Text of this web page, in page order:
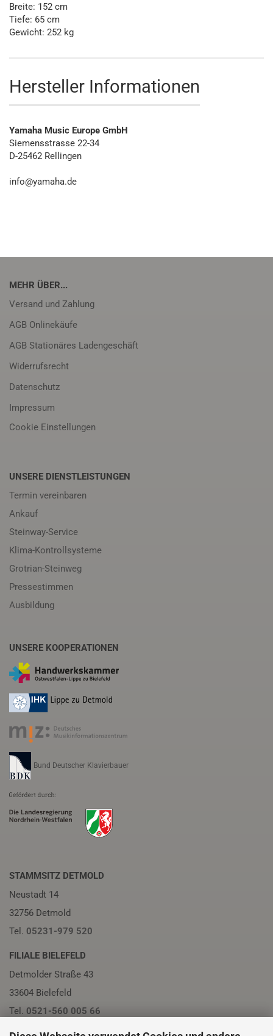
Breite: 152 cm
Tiefe: 65 cm
Gewicht: 252 kg
Hersteller Informationen
Yamaha Music Europe GmbH
Siemensstrasse 22-34
D-25462 Rellingen
info@yamaha.de
MEHR ÜBER...
Versand und Zahlung
AGB Onlinekäufe
AGB Stationäres Ladengeschäft
Widerrufsrecht
Datenschutz
Impressum
Cookie Einstellungen
UNSERE DIENSTLEISTUNGEN
Termin vereinbaren
Ankauf
Steinway-Service
Klima-Kontrollsysteme
Grotrian-Steinweg
Pressestimmen
Ausbildung
UNSERE KOOPERATIONEN
Bund Deutscher Klavierbauer
STAMMSITZ DETMOLD
Neustadt 14
32756 Detmold
Tel. 05231-979 520
FILIALE BIELEFELD
Detmolder Straße 43
33604 Bielefeld
Tel. 0521-560 005 66